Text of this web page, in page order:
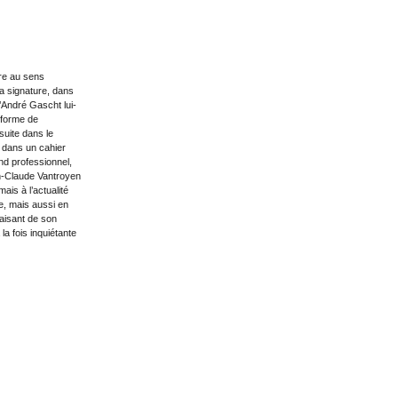
au sens
signature, dans
Gascht lui-
de
dans le
dans un cahier
professionnel,
Vantroyen
à l’actualité
mais aussi en
de son
fois inquiétante